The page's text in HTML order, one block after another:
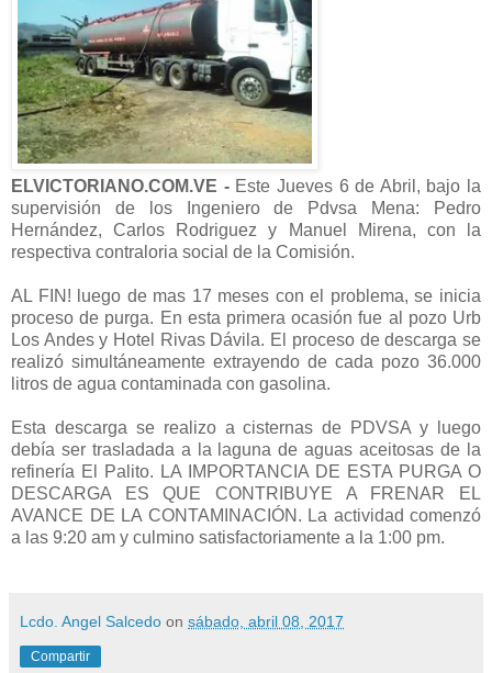
ELVICTORIANO.COM.VE -Este Jueves 6 de Abril, bajo la
supervisión de los Ingeniero de Pdvsa Mena: Pedro
Hernández, Carlos Rodriguez y Manuel Mirena, con la
respectiva contraloria social de la Comisión.
AL FIN! luego de mas 17 meses con el problema, se inicia
proceso de purga. En esta primera ocasión fue al pozo Urb
Los Andes y Hotel Rivas Dávila. El proceso de descarga se
realizó simultáneamente extrayendo de cada pozo 36.000
litros de agua contaminada con gasolina.
Esta descarga se realizo a cisternas de PDVSA y luego
debía ser trasladada a la laguna de aguas aceitosas de la
refinería El Palito. LA IMPORTANCIA DE ESTA PURGA O
DESCARGA ES QUE CONTRIBUYE A FRENAR EL
AVANCE DE LA CONTAMINACIÓN. La actividad comenzó
a las 9:20 am y culmino satisfactoriamente a la 1:00 pm.
Lcdo. Angel Salcedo on sábado, abril 08, 2017
Compartir